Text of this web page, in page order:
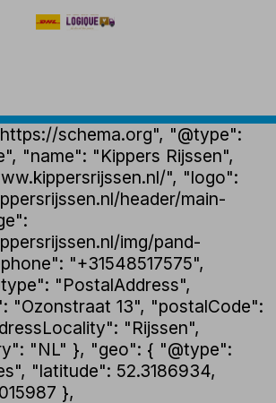
schema.org", "@type":
"name": "Kippers Rijssen",
", "logo":
header/main-
img/pand-
"+31548517575",
"PostalAddress",
"Ozonstraat 13", "postalCode":
"Rijssen",
"NL" }, "geo": { "@type":
"latitude": 52.3186934,
},